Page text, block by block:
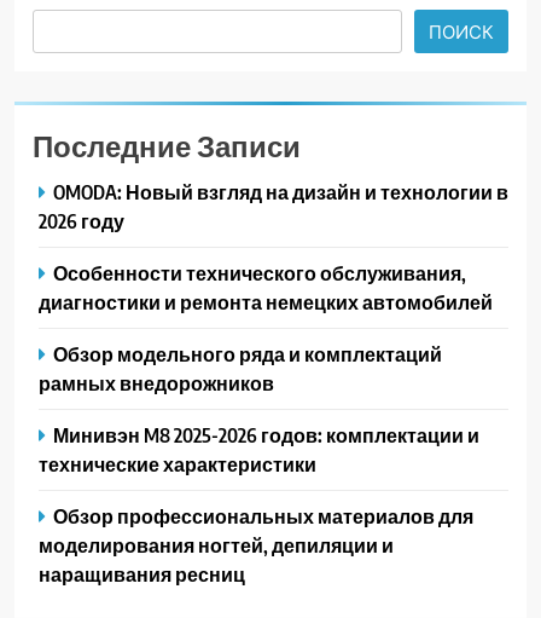
ПОИСК
Последние Записи
OMODA: Новый взгляд на дизайн и технологии в
2026 году
Особенности технического обслуживания,
диагностики и ремонта немецких автомобилей
Обзор модельного ряда и комплектаций
рамных внедорожников
Минивэн M8 2025-2026 годов: комплектации и
технические характеристики
Обзор профессиональных материалов для
моделирования ногтей, депиляции и
наращивания ресниц